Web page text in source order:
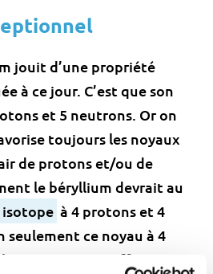
jouit d’une propriété
à ce jour. C’est que son
et 5 neutrons. Or on
toujours les noyaux
de protons et/ou de
le béryllium devrait au
isotope à 4 protons et 4
seulement ce noyau à 4
mais on peut affirmer